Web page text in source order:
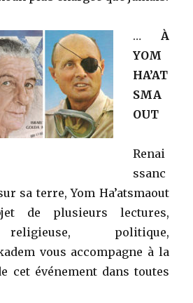
… À
YOM
HA’AT
SMA
OUT
Renai
ssanc
sa terre, Yom Ha’atsmaout
de plusieurs lectures,
politique,
vous accompagne à la
cet événement dans toutes